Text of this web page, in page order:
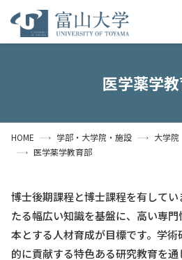
資料請求
寄附
受験生の方 地域・一般
卒業生の方 在学生の方
大学紹介
医学薬学
HOME 学部・大学院・施設
大学院
医学薬学教育部
博士後期課程と博士課程を有して
たる幅広い知識を基盤に、高い専
本とする人材育成が目標です。学
的に貢献する特色ある研究教育を